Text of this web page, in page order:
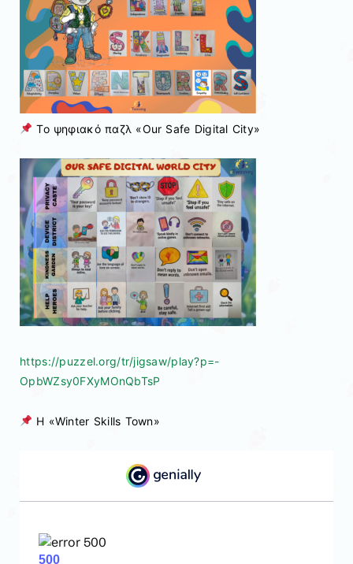
Το ψηφιακό παζλ «Our Safe Digital City»
https://puzzel.org/tr/jigsaw/play?p=-
OpbWZsy0FXyMOnQbTsP
Η «Winter Skills Town»